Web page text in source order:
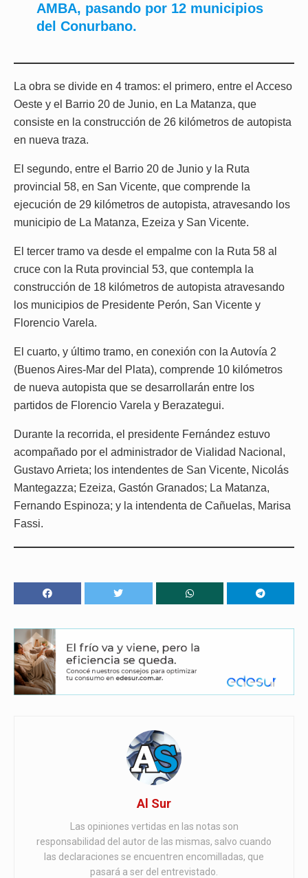
AMBA, pasando por 12 municipios
del Conurbano.
La obra se divide en 4 tramos: el primero, entre el Acceso
Oeste y el Barrio 20 de Junio, en La Matanza, que
consiste en la construcción de 26 kilómetros de autopista
en nueva traza.
El segundo, entre el Barrio 20 de Junio y la Ruta
provincial 58, en San Vicente, que comprende la
ejecución de 29 kilómetros de autopista, atravesando los
municipio de La Matanza, Ezeiza y San Vicente.
El tercer tramo va desde el empalme con la Ruta 58 al
cruce con la Ruta provincial 53, que contempla la
construcción de 18 kilómetros de autopista atravesando
los municipios de Presidente Perón, San Vicente y
Florencio Varela.
El cuarto, y último tramo, en conexión con la Autovía 2
(Buenos Aires-Mar del Plata), comprende 10 kilómetros
de nueva autopista que se desarrollarán entre los
partidos de Florencio Varela y Berazategui.
Durante la recorrida, el presidente Fernández estuvo
acompañado por el administrador de Vialidad Nacional,
Gustavo Arrieta; los intendentes de San Vicente, Nicolás
Mantegazza; Ezeiza, Gastón Granados; La Matanza,
Fernando Espinoza; y la intendenta de Cañuelas, Marisa
Fassi.
Al Sur
Las opiniones vertidas en las notas son
responsabilidad del autor de las mismas, salvo cuando
las declaraciones se encuentren encomilladas, que
pasará a ser del entrevistado.